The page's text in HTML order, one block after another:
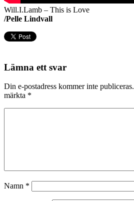
Will.I.Lamb – This is Love
/Pelle Lindvall
Lämna ett svar
Din e-postadress kommer inte publiceras.
märkta *
Namn *